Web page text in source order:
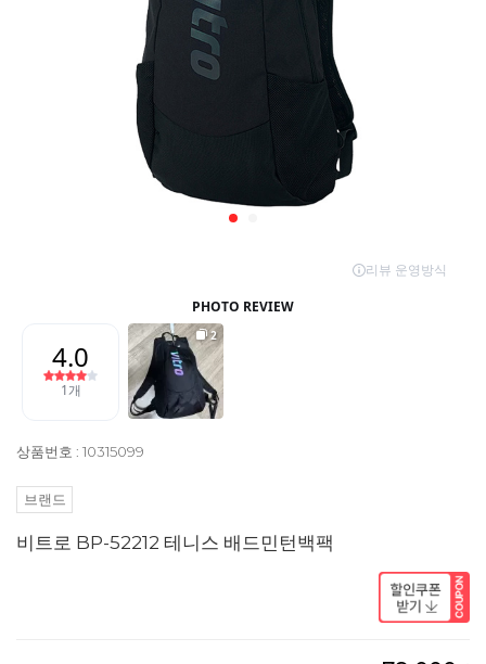
상품번호 : 10315099
브랜드
비트로 BP-52212 테니스 배드민턴백팩